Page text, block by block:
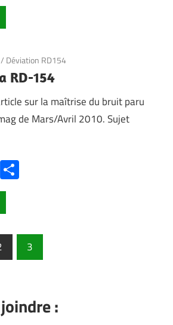
/ Déviation RD154
RD-154
sur la maîtrise du bruit paru
de Mars/Avril 2010. Sujet
Email
3
: